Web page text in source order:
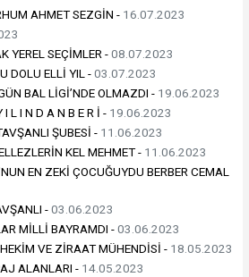
AHMET SEZGİN - 16.07.2023
YEREL SEÇİMLER -08.07.2023
DOLU ELLİ YIL -03.07.2023
BAL LİGİ’NDE OLMAZDI - 19.06.2023
L I N D A N B E R İ - 19.06.2023
ŞUBESİ - 11.06.2023
KEL MEHMET - 11.06.2023
EN ZEKİ ÇOCUĞUYDU BERBER CEMAL
-03.06.2023
MİLLİ BAYRAMDI -03.06.2023
VE ZİRAAT MÜHENDİSİ - 18.05.2023
ALANLARI - 14.05.2023